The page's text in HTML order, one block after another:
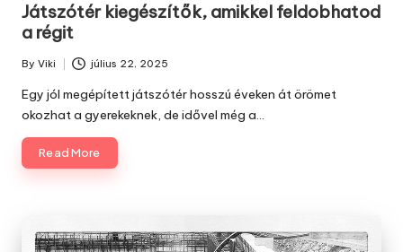
Játszótér kiegészítők, amikkel feldobhatod
a régit
Posted
by
By Viki július 22, 2025
Egy jól megépített játszótér hosszú éveken át örömet
okozhat a gyerekeknek, de idővel még a…
Read More